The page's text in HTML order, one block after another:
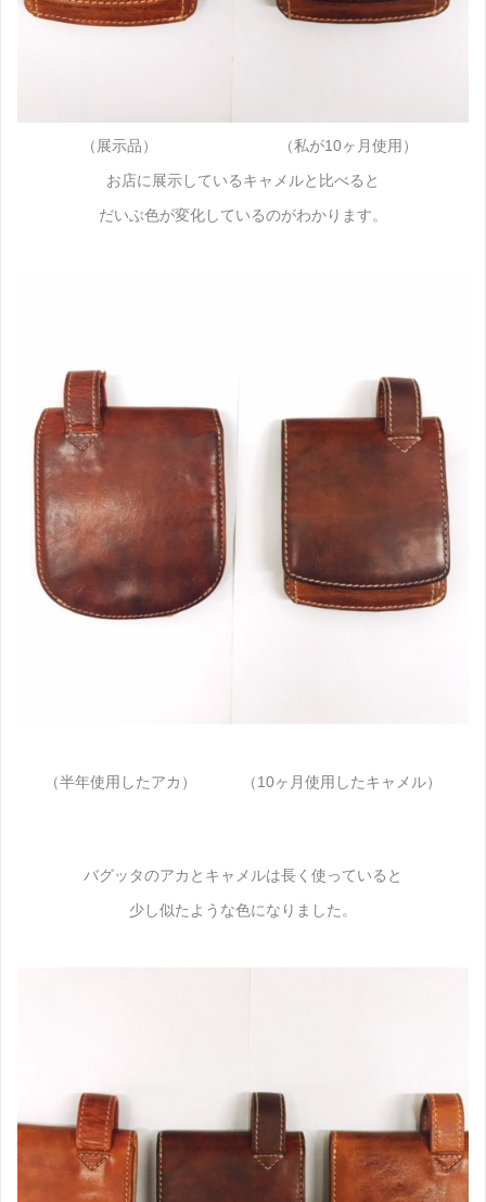
（展示品） （私が10ヶ月使用）
お店に展示しているキャメルと比べると
だいぶ色が変化しているのがわかります。
（半年使用したアカ） （10ヶ月使用したキャメル）
バグッタのアカとキャメルは長く使っていると
少し似たような色になりました。